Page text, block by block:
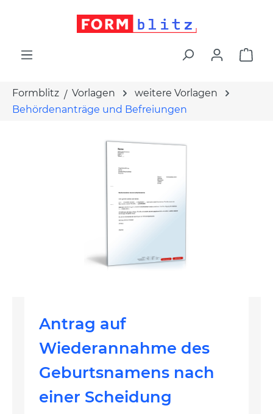
Formblitz Vorlagen
weitere Vorlagen
Behördenanträge und Befreiungen
Antrag auf
Wiederannahme des
Geburtsnamens nach
einer Scheidung